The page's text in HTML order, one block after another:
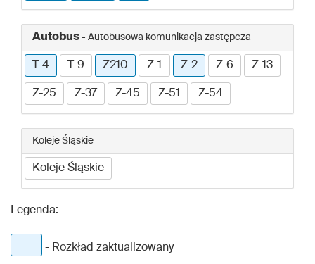
Autobus - Autobusowa komunikacja zastępcza
T-4 T-9 Z210 Z-1 Z-2 Z-6 Z-13
Z-25 Z-37 Z-45 Z-51 Z-54
Koleje Śląskie
Koleje Śląskie
Legenda:
- Rozkład zaktualizowany